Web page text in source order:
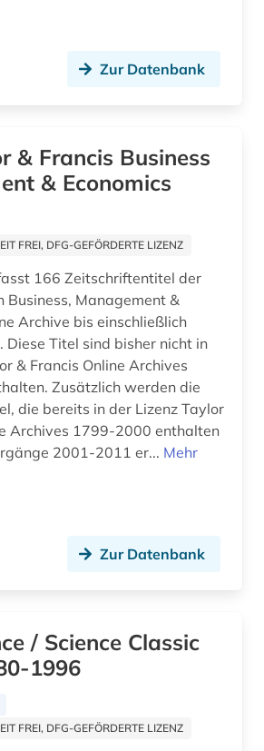
fid musikwissenschaft (2)
fid ost-, ostmittel- und südosteuropa (1)
(1)
filmwissenschaft (1)
finanzwesen (1)
finanzwissenschaft (1)
Zur Datenbank
& Francis Business
& Economics
FREI, DFG-GEFÖRDERTE LIZENZ
166 Zeitschriftentitel der
Business, Management &
Archive bis einschließlich
Diese Titel sind bisher nicht in
& Francis Online Archives
Zusätzlich werden die
die bereits in der Lizenz Taylor
Archives 1799-2000 enthalten
2001-2011 er... Mehr
Zur Datenbank
/ Science Classic
1996
FREI, DFG-GEFÖRDERTE LIZENZ